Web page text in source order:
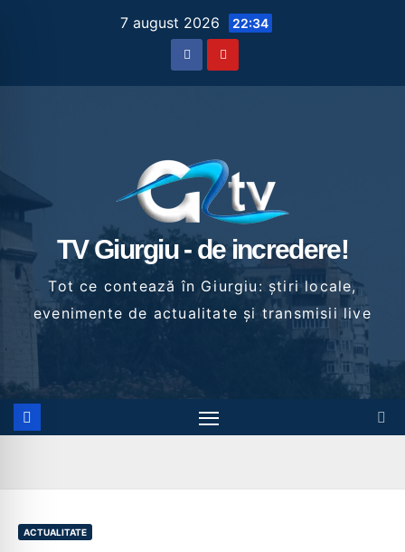
7 august 2026 22:34
TV Giurgiu - de incredere!
Tot ce contează în Giurgiu: știri locale,
evenimente de actualitate și transmisii live
ACTUALITATE